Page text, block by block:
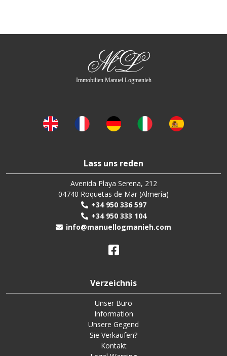
ML
Immobilien Manuel Logmanieh
Lass uns reden
Avenida Playa Serena, 212
04740 Roquetas de Mar (Almería)
+34 950 336 597
+34 950 333 104
info@manuellogmanieh.com
Verzeichnis
Unser Büro
Information
Unsere Gegend
Sie Verkaufen?
Kontakt